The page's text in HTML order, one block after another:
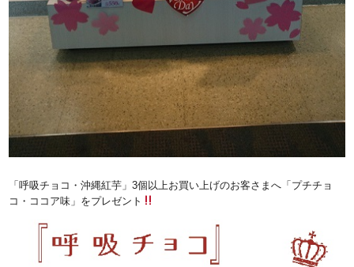
「呼吸チョコ・沖縄紅芋」3個以上お買い上げのお客さまへ「プチチョ
コ・ココア味」をプレゼント